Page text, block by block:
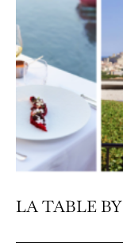
LA TABLE